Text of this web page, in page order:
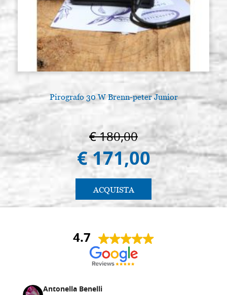
Pirografo 30 W Brenn-peter Junior
€ 180,00
€ 171,00
ACQUISTA
4.7
Antonella Benelli